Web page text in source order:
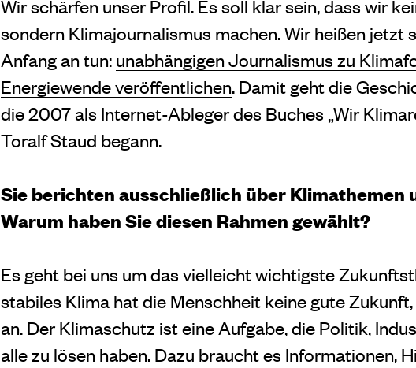
Wir schärfen unser Profil. Es soll klar sein, dass wir
sondern Klimajournalismus machen. Wir heißen jetzt
Anfang an tun: unabhängigen Journalismus zu
Energiewende veröffentlichen. Damit geht die
die 2007 als Internet-Ableger des Buches „Wir
Toralf Staud begann.
Sie berichten ausschließlich über Klimathemen
Warum haben Sie diesen Rahmen gewählt?
Es geht bei uns um das vielleicht wichtigste
stabiles Klima hat die Menschheit keine gute
an. Der Klimaschutz ist eine Aufgabe, die Politik,
alle zu lösen haben. Dazu braucht es Informationen,